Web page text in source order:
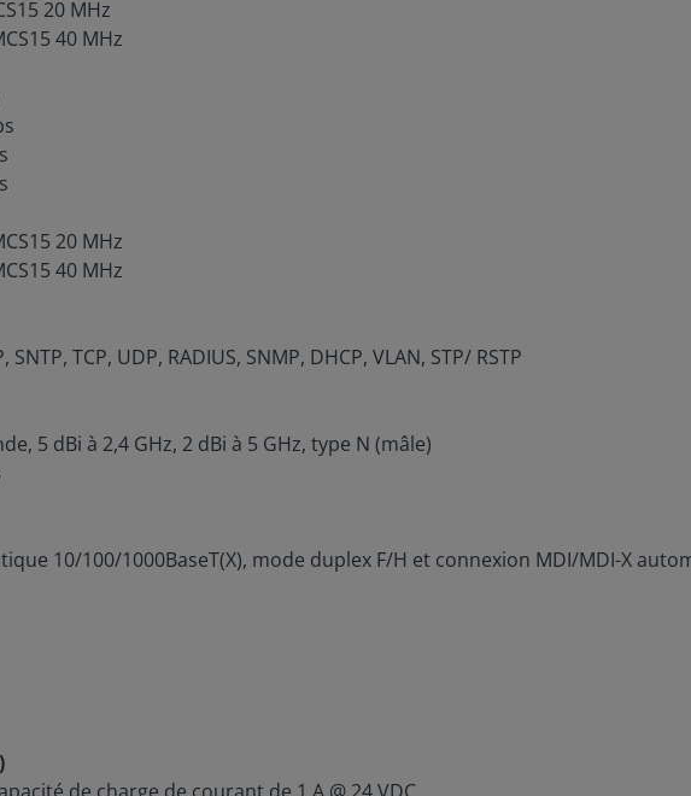
20 MHz
40 MHz
20 MHz
40 MHz
TCP, UDP, RADIUS, SNMP, DHCP, VLAN, STP/ RSTP
5 dBi à 2,4 GHz, 2 dBi à 5 GHz, type N (mâle)
10/100/1000BaseT(X), mode duplex F/H et connexion MDI/MDI-X